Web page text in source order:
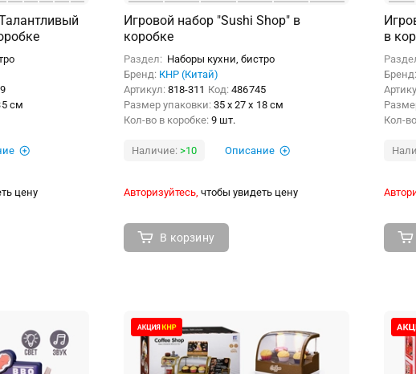
см
цену
Игровой набор "Sushi Shop" в
коробке
Раздел: Наборы кухни, бистро
Бренд: КНР (Китай)
Артикул: 818-311 Код:486745
Размер упаковки: 35 x 27 x 18 см
Кол-во в коробке: 9 шт.
Наличие: >10 Описание
Авторизуйтесь, чтобы увидеть цену
В корзину
в
Кол-